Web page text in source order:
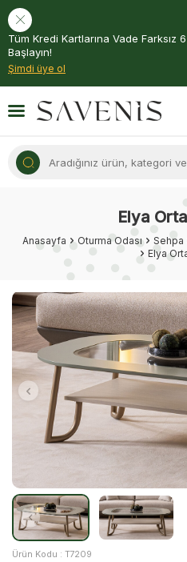
Tüm Kredi Kartlarına Vade Farksız
Başlayın!
Şimdi üye ol
Elya
Anasayfa Oturma Odası Sehpa
Elya
Ürün Kodu : T7209